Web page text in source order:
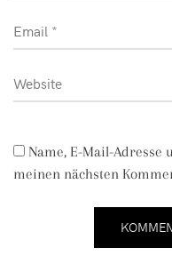
Name, E-Mail-Adresse
meinen nächsten